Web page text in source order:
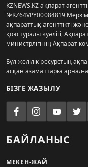
KZNEWS.KZ ақпарат
№KZ64VPY00084819
ақпараттық агенттікті
қою туралы куәлігі,
министрлігінің Ақпарат
Бұл желілік ресурстың
асқан азаматтарға
БІЗГЕ ЖАЗЫЛУ
БАЙЛАНЫС
МЕКЕН-ЖАЙ